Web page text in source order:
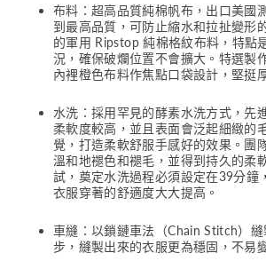
布料：超高品質純棉帆布，出口美國
到最高品質，可防止縮水和拉扯變形
的軍用 Ripstop 純棉格紋布料，特點
況，確保破爛位置不會擴大。特選製
內裡橙色布料作焦點口袋設計，堅挺
水洗：採用罕見的酵素水洗方式，先
柔軟度較高，並且表面會泛起細緻的
覺，打造柔軟舒服手感好的效果。團
溫和地褪色和褪毛，並得到持久的柔
試，奠定水洗過程必須設定在39分鐘
衣服穿著的舒適度大大提高。
車縫：以鎖鏈車法（Chain Stitch）
步，縫製出來的衣服更為穩固，不易